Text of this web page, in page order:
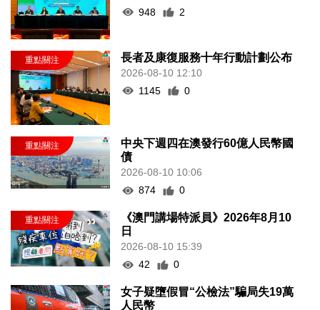
948 2
長者及康復服務十年行動計劃公布
2026-08-10 12:10
1145
0
中央下週四在澳發行60億人民幣國
債
2026-08-10 10:06
874
0
《澳門講場特派員》2026年8月10
日
2026-08-10 15:39
42
0
女子疑墮假冒“公檢法”騙局失19萬
人民幣